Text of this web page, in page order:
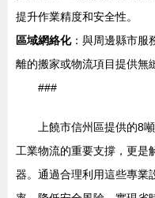
提升作業精度和安全性。
區域網絡化：與周邊縣市服
離的搬家或物流項目提供無
###
上饒市信州區提供的8
工業物流的重要支撐，更是
器。通過合理利用這些專業